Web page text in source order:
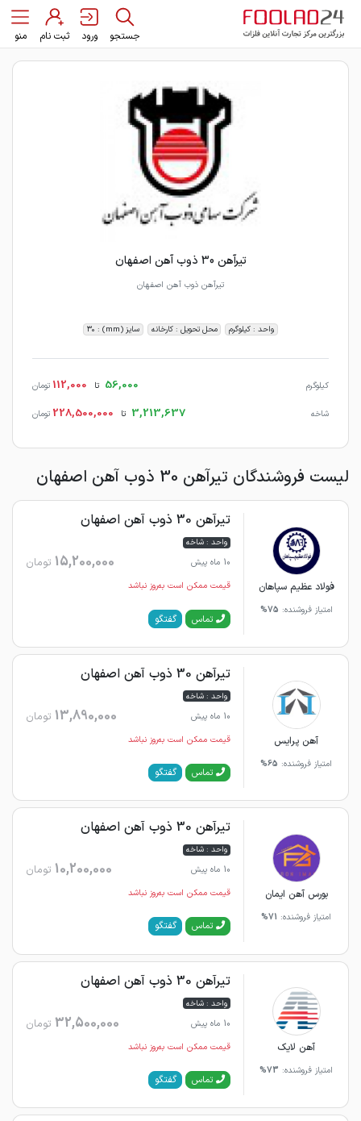
جستجو ورود ثبت نام منو
تیرآهن 30 ذوب آهن اصفهان
تیرآهن ذوب آهن اصفهان
واحد : کیلوگرم محل تحویل : کارخانه سایز (mm) : 30
کیلوگرم 56,000 تا 112,000 تومان
شاخه 3,213,637 تا 228,500,000 تومان
لیست فروشندگان تیرآهن 30 ذوب آهن اصفهان
فولاد عظیم سپاهان
امتیاز فروشنده: 75%
تیرآهن 30 ذوب آهن اصفهان
واحد : شاخه
10 ماه پیش
15,200,000 تومان
قیمت ممکن است به‌روز نباشد
تماس گفتگو
آهن پرایس
امتیاز فروشنده: 65%
تیرآهن 30 ذوب آهن اصفهان
واحد : شاخه
10 ماه پیش
13,890,000 تومان
قیمت ممکن است به‌روز نباشد
تماس گفتگو
بورس آهن ایمان
امتیاز فروشنده: 71%
تیرآهن 30 ذوب آهن اصفهان
واحد : شاخه
10 ماه پیش
10,200,000 تومان
قیمت ممکن است به‌روز نباشد
تماس گفتگو
آهن لایک
امتیاز فروشنده: 73%
تیرآهن 30 ذوب آهن اصفهان
واحد : شاخه
10 ماه پیش
32,500,000 تومان
قیمت ممکن است به‌روز نباشد
تماس گفتگو